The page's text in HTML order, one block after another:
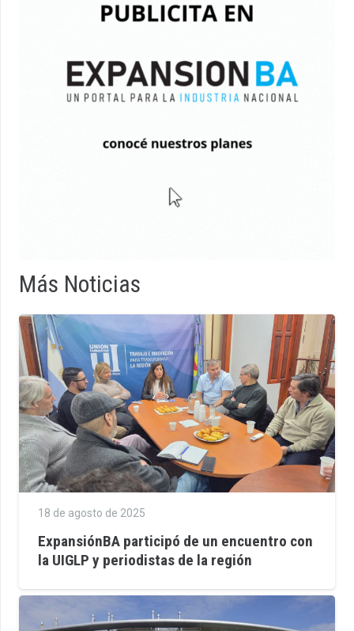
Más Noticias
18 de agosto de 2025
ExpansiónBA participó de un encuentro con
la UIGLP y periodistas de la región